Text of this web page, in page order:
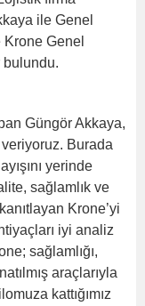
ile Genel
Krone Genel
bulundu.
Güngör Akkaya,
Burada
yerinde
sağlamlık ve
Krone’yi
iyi analiz
sağlamlığı,
araçlarıyla
kattığımız